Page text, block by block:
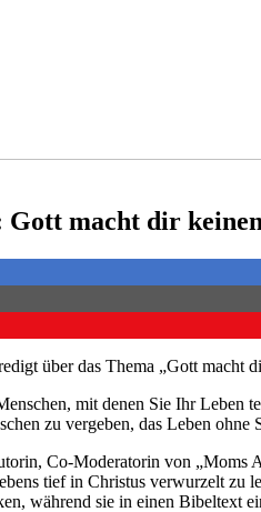
Gott macht dir
über das Thema „Gott macht
mit denen Sie Ihr Leben
zu vergeben, das Leben
Co-Moderatorin von „Moms
tief in Christus verwurzelt zu
während sie in einen Bibeltext